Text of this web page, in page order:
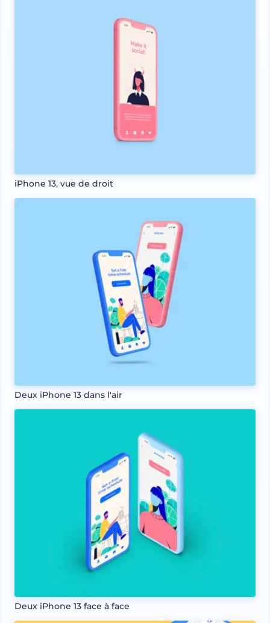
iPhone 13, vue de droit
Deux iPhone 13 dans l'air
Deux iPhone 13 face à face